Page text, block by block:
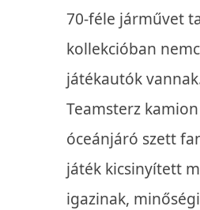
70-féle járművet
kollekcióban
játékautók
Teamsterz
óceánjáró szett
játék kicsinyített
igazinak,